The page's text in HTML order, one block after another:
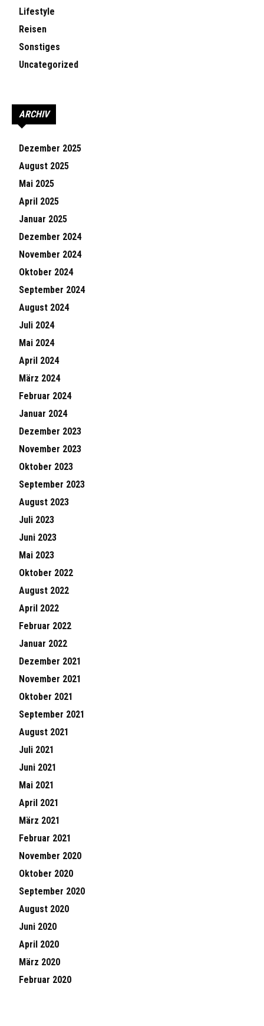
Lifestyle
Reisen
Sonstiges
Uncategorized
ARCHIV
Dezember 2025
August 2025
Mai 2025
April 2025
Januar 2025
Dezember 2024
November 2024
Oktober 2024
September 2024
August 2024
Juli 2024
Mai 2024
April 2024
März 2024
Februar 2024
Januar 2024
Dezember 2023
November 2023
Oktober 2023
September 2023
August 2023
Juli 2023
Juni 2023
Mai 2023
Oktober 2022
August 2022
April 2022
Februar 2022
Januar 2022
Dezember 2021
November 2021
Oktober 2021
September 2021
August 2021
Juli 2021
Juni 2021
Mai 2021
April 2021
März 2021
Februar 2021
November 2020
Oktober 2020
September 2020
August 2020
Juni 2020
April 2020
März 2020
Februar 2020